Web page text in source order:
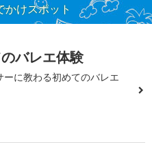
けスポット
バレエ体験
ーに教わる初めてのバレエ